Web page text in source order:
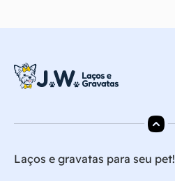
Laços e gravatas para seu pet!